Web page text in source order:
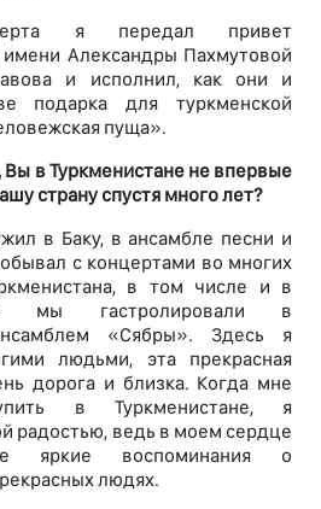
я передал привет
Александры Пахмутовой
и исполнил, как они и
подарка для туркменской
пуща».
в Туркменистане не впервые
страну спустя много лет?
в Баку, в ансамбле песни и
с концертами во многих
в том числе и в
мы гастролировали в
«Сябры». Здесь я
людьми, эта прекрасная
дорога и близка. Когда мне
в Туркменистане, я
радостью, ведь в моем сердце
яркие воспоминания о
людях.